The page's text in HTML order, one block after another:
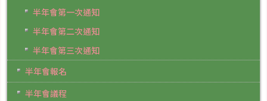
半年會第一次通知
半年會第二次通知
半年會第三次通知
半年會報名
半年會議程